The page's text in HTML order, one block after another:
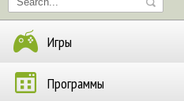
Игры
Программы